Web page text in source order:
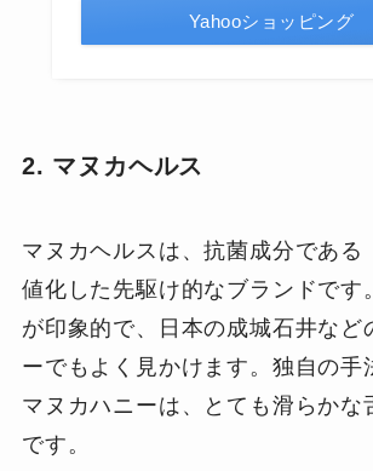
Yahooショッピング
2. マヌカヘルス
マヌカヘルスは、抗菌成分である
値化した先駆け的なブランドです
が印象的で、日本の成城石井など
ーでもよく見かけます。独自の手
マヌカハニーは、とても滑らかな
です。